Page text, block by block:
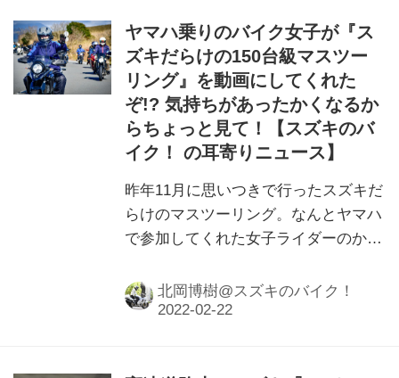
ヤマハ乗りのバイク女子が『ス
ズキだらけの150台級マスツー
リング』を動画にしてくれた
ぞ!? 気持ちがあったかくなるか
らちょっと見て！【スズキのバ
イク！ の耳寄りニュース】
昨年11月に思いつきで行ったスズキだ
らけのマスツーリング。なんとヤマハ
で参加してくれた女子ライダーのかた
ださった人も、来たかったけど来れな
かった人も、ちょっとご覧くださいま
北岡博樹@スズキのバイク！